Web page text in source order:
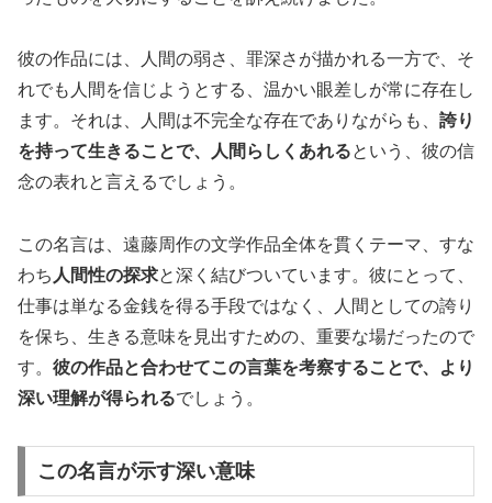
彼の作品には、人間の弱さ、罪深さが描かれる一方で、そ
れでも人間を信じようとする、温かい眼差しが常に存在し
ます。それは、人間は不完全な存在でありながらも、 誇り
を持って生きることで、人間らしくあれるという、彼の信
念の表れと言えるでしょう。
この名言は、遠藤周作の文学作品全体を貫くテーマ、すな
わち 人間性の探求と深く結びついています。彼にとって、
仕事は単なる金銭を得る手段ではなく、人間としての誇り
を保ち、生きる意味を見出すための、重要な場だったので
す。 彼の作品と合わせてこの言葉を考察することで、より
深い理解が得られるでしょう。
この名言が示す深い意味